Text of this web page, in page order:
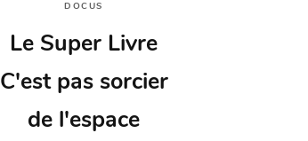
DOCUS
Le Super Livre
C'est pas sorcier
de l'espace